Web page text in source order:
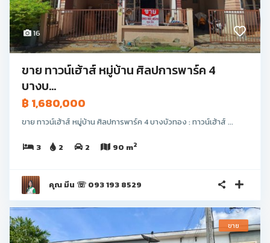
16
ขาย ทาวน์เฮ้าส์ หมู่บ้าน ศิลปการพาร์ค 4
บางบ...
฿ 1,680,000
ขาย ทาวน์เฮ้าส์ หมู่บ้าน ศิลปการพาร์ค 4 บางบัวทอง : ทาวน์เฮ้าส์ ...
3 2 2 90 m2
คุณ มีน ☏ 093 193 8529
ขาย